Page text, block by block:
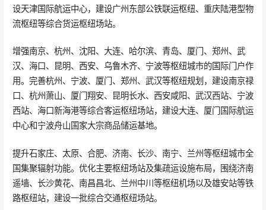
设天津国际航运中心，建设广州东部公铁联运枢纽、重庆陆港型物
流枢纽等综合货运枢纽场站。
增强南京、杭州、沈阳、大连、哈尔滨、青岛、厦门、郑州、武
汉、海口、昆明、西安、乌鲁木齐、宁波等枢纽城市的国际门户作
用。完善杭州、宁波、厦门、郑州、武汉等枢纽规划，建设南京禄
口、杭州萧山、厦门翔安、昆明长水、西安咸阳、武汉西站、宁波
西站、海口新海港等综合客运枢纽场站，建设大连、厦门国际航运
中心和宁波舟山国家大宗商品储运基地。
提升石家庄、太原、合肥、济南、长沙、南宁、兰州等枢纽城市全
国集聚辐射功能。优化主要枢纽场站及集疏运设施布局，围绕济南
遥墙、长沙黄花、南昌昌北、兰州中川等枢纽机场以及雄安站等铁
路枢纽站，建设一批综合交通枢纽场站。